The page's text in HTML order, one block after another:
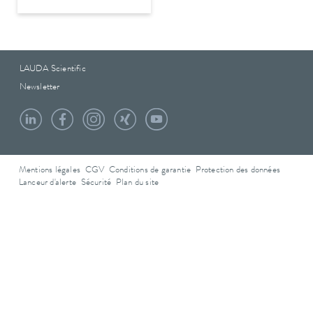
LAUDA Scientific
Newsletter
Mentions légales CGV Conditions de garantie
Protection des données
Lanceur d'alerte Sécurité Plan du site